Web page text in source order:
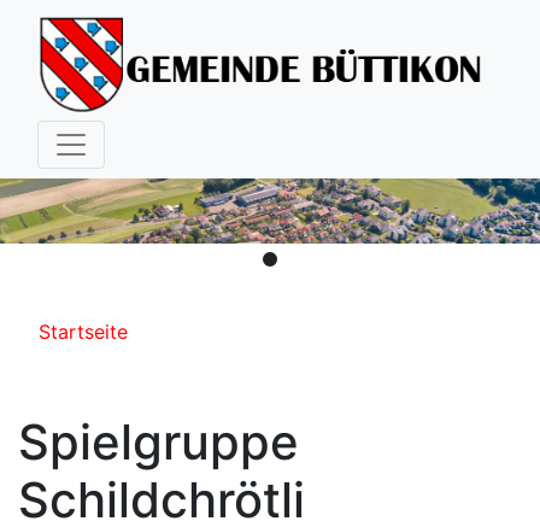
Hauptnavigation
Pfadnavigation
Startseite
Spielgruppe
Schildchrötli